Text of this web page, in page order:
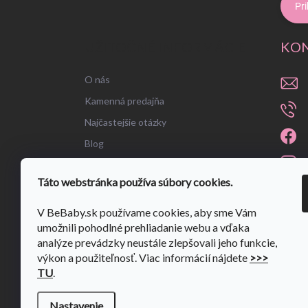
Táto webstránka používa súbory cookies.
V BeBaby.sk používame cookies, aby sme Vám
umožnili pohodlné prehliadanie webu a vďaka
analýze prevádzky neustále zlepšovali jeho funkcie,
výkon a použiteľnosť. Viac informácií nájdete >>>
TU.
O nás
Kamenná predajňa
Najčastejšie otázky
Blog